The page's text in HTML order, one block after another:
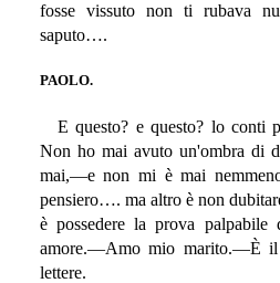
fosse vissuto non ti rubava
saputo….
PAOLO.
E questo? e questo? lo conti
Non ho mai avuto un'ombra di
mai,—e non mi è mai
pensiero…. ma altro è non
è possedere la prova
amore.—Amo mio marito.—È
lettere.